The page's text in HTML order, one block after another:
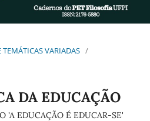
VARIADAS /
DA EDUCAÇÃO
'A EDUCAÇÃO É EDUCAR-SE'